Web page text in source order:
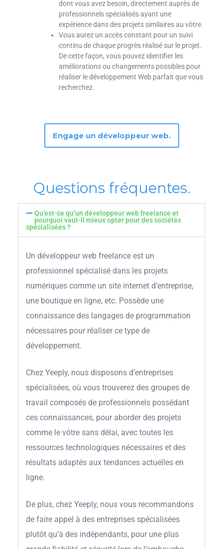
dont vous avez besoin, directement auprès de
professionnels spécialisés ayant une
expérience dans des projets similaires au vôtre.
Vous aurez un accès constant pour un suivi
continu de chaque progrès réalisé sur le projet.
De cette façon, vous pouvez identifier les
améliorations ou changements possibles pour
réaliser le développement Web parfait que vous
recherchez.
Engage un développeur web.
Questions fréquentes.
Qu’est-ce qu’un développeur web freelance et
pourquoi vaut-il mieux opter pour des sociétés
spécialisées ?
Un développeur web freelance est un
professionnel spécialisé dans les projets
numériques comme un site internet d’entreprise,
une boutique en ligne, etc. Possède une
connaissance des langages de programmation
nécessaires pour réaliser ce type de
développement.
Chez Yeeply, nous disposons d’entreprises
spécialisées, où vous trouverez des groupes de
travail composés de professionnels possédant
ces connaissances, pour aborder des projets
comme le vôtre sans délai, avec toutes les
ressources technologiques nécessaires et des
résultats adaptés aux tendances actuelles en
ligne.
De plus, chez Yeeply, nous vous recommandons
de faire appel à des entreprises spécialisées
plutôt qu’à des indépendants, pour une plus